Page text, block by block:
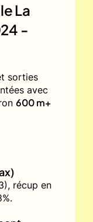
La
-
sorties
avec
600 m+
récup en